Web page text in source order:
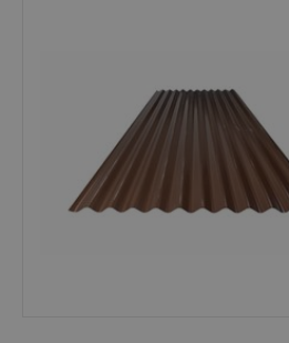
TOEVOEGEN AAN WINKELWAGEN